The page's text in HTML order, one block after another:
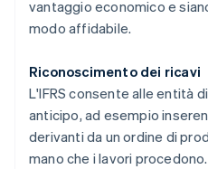
vantaggio economico e
modo affidabile.
Riconoscimento dei ricavi
L'IFRS consente alle entità
anticipo, ad esempio
derivanti da un ordine di
mano che i lavori